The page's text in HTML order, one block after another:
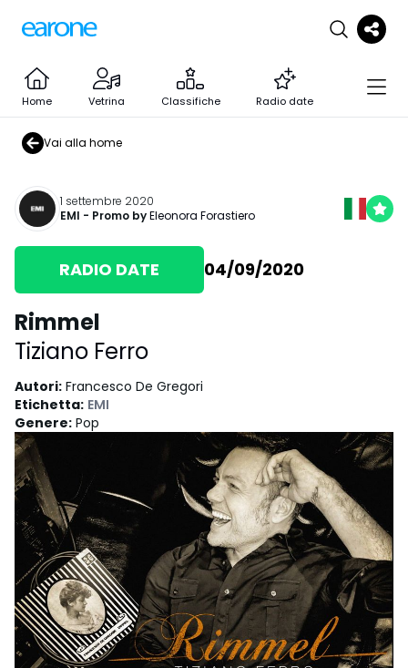
Home Vetrina Classifiche Radio date
Vai alla home
1 settembre 2020
EMI - Promo byEleonora Forastiero
RADIO DATE 04/09/2020
Rimmel
Tiziano Ferro
Autori: Francesco De Gregori
Etichetta: EMI
Genere: Pop